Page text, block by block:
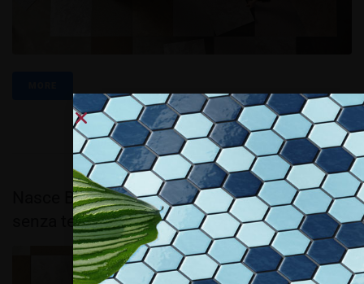
Nasce BORÉAL, gamma ispirata al prestigio
senza tempo del marmo